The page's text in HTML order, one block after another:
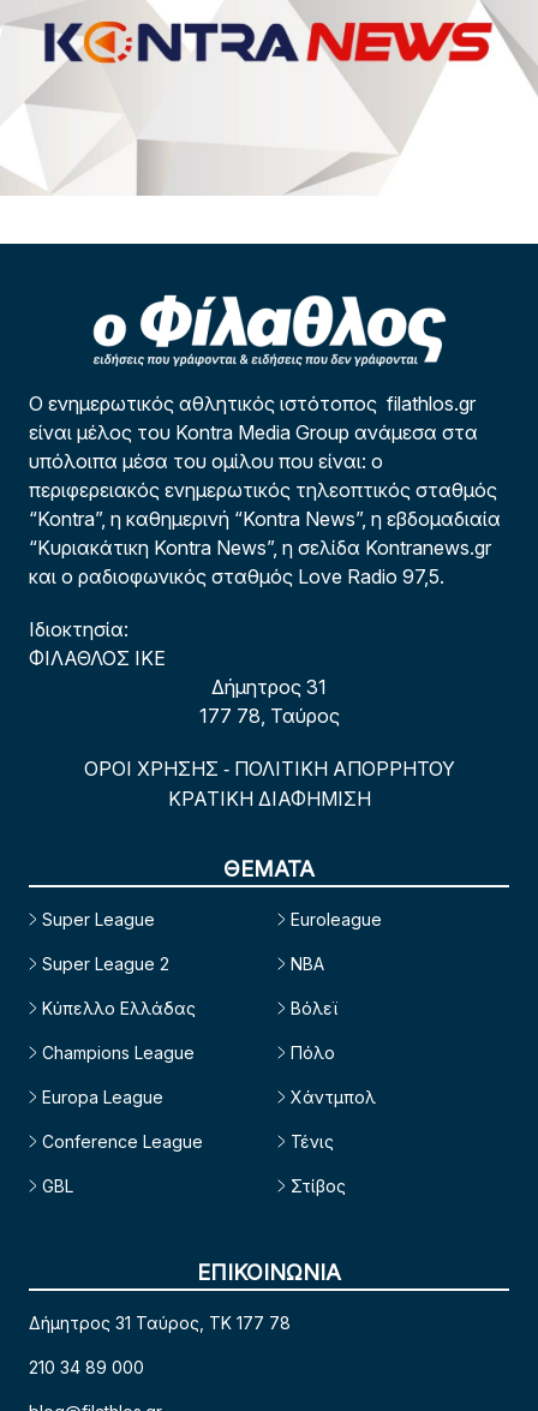
Ο ενημερωτικός αθλητικός ιστότοπος filathlos.gr
είναι μέλος του Kontra Media Group ανάμεσα στα
υπόλοιπα μέσα του ομίλου που είναι: ο
περιφερειακός ενημερωτικός τηλεοπτικός σταθμός
“Kontra”, η καθημερινή “Kontra News”, η εβδομαδιαία
“Κυριακάτικη Kontra News”, η σελίδα Kontranews.gr
και ο ραδιοφωνικός σταθμός Love Radio 97,5.
Ιδιοκτησία:
ΦΙΛΑΘΛΟΣ ΙΚΕ
Δήμητρος 31
177 78, Ταύρος
ΟΡΟΙ ΧΡΗΣΗΣ - ΠΟΛΙΤΙΚΗ ΑΠΟΡΡΗΤΟΥ
ΚΡΑΤΙΚΗ ΔΙΑΦΗΜΙΣΗ
ΘΕΜΑΤΑ
Super League
Super League 2
Κύπελλο Ελλάδας
Champions League
Europa League
Conference League
GBL
Euroleague
NBA
Βόλεϊ
Πόλο
Χάντμπολ
Τένις
Στίβος
ΕΠΙΚΟΙΝΩΝΙΑ
Δήμητρος 31 Ταύρος, TK 177 78
210 34 89 000